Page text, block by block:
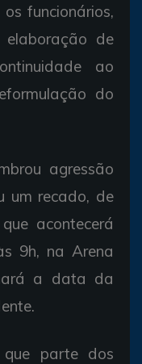
funcionários,
de
ao
do
agressão
um recado, de
acontecerá
9h, na Arena
a data da
parte dos